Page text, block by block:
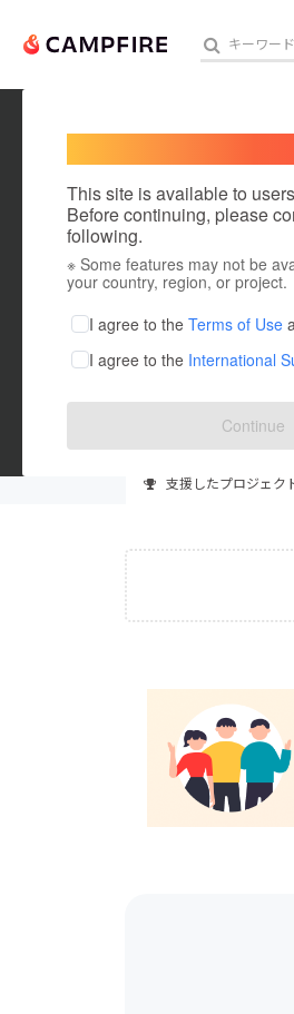
人気のプ
アー
テク
映像
ビジ
まち
This site is available to
Before continuing, please
following.
※ Some features may not be
your country, region, or project.
I agree to the Terms of Use
I agree to the International
Continue
支援したプロジェク